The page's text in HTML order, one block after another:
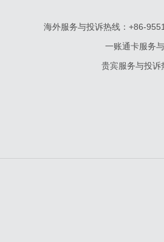
海外服务与投诉热线：+86-
一账通卡服务
贵宾服务与投诉